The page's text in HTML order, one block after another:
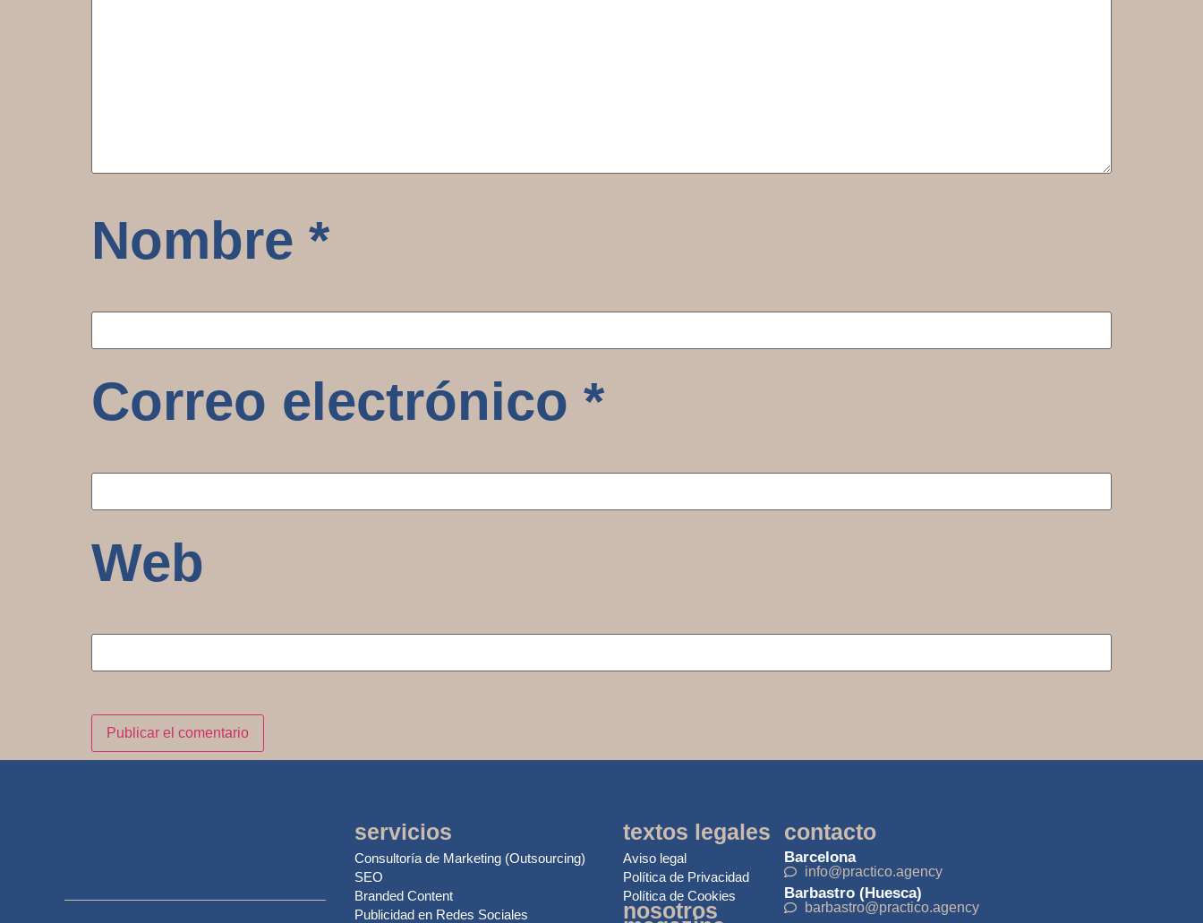
Nombre *
Correo electrónico *
Web
servicios
Consultoría de Marketing (Outsourcing)
SEO
Branded Content
Publicidad en Redes Sociales
Aviso legal
Política de Privacidad
Política de Cookies
nosotros
textos legales contacto
Barcelona
info@practico.agency
Barbastro (Huesca)
barbastro@practico.agency